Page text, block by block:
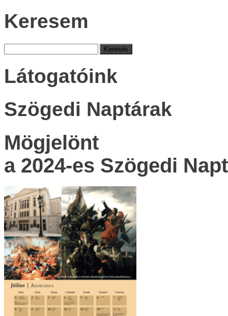
Keresem
Keresés:
Látogatóink
Szögedi Naptárak
Mögjelönt
a 2024-es Szögedi